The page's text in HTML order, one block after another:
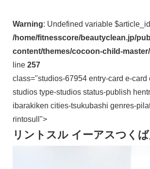
Warning: Undefined variable
/home/fitnesscore/beautyclean.jp/
content/themes/cocoon-child-
line 257
class="studios-67954 entry-card e-card
studios type-studios status-publish
ibarakiken cities-tsukubashi genres-
rintosull">
リントスル イーアスつく